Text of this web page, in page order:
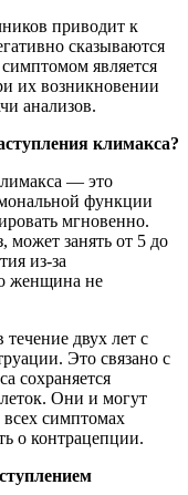
приводит к
сказываются
является
их возникновении
анализов.
климакса?
— это
функции
мгновенно.
может занять от 5 до
из-за
женщина не
двух лет с
Это связано с
сохраняется
Они и могут
симптомах
о контрацепции.